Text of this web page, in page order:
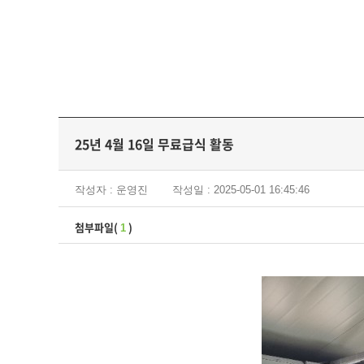
25년 4월 16일 무료급식 활동
작성자 : 운영진 작성일 : 2025-05-01 16:45:46
첨부파일( 1 )